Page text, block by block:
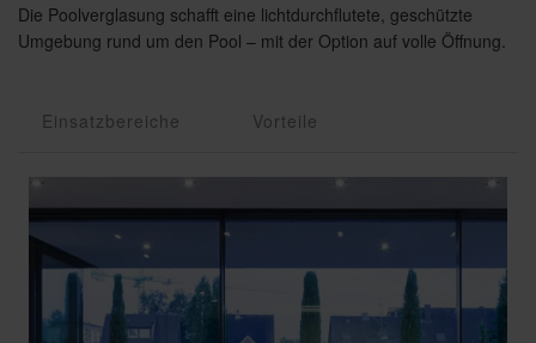
Die Poolverglasung schafft eine lichtdurchflutete, geschützte
Umgebung rund um den Pool – mit der Option auf volle Öffnung.
Einsatzbereiche Vorteile